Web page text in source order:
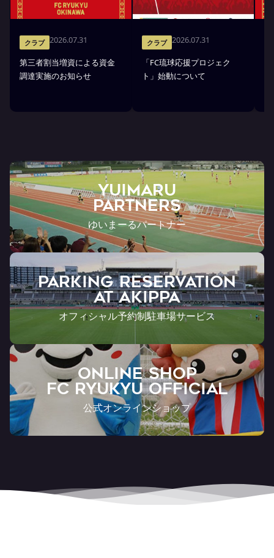
クラブ 2026.07.31
第三者割当増資による資金
調達実施のお知らせ
クラブ 2026.07.31
「FC琉球応援プロジェク
ト」始動について
YUIMARU
Partners
ゆいまーるパートナー
PARKING RESERVATION
AT Akippa
オフィシャル予約制駐車場サービス
ONLINE SHOP
FC RYUKYU OFFICIAL
公式オンラインショップ